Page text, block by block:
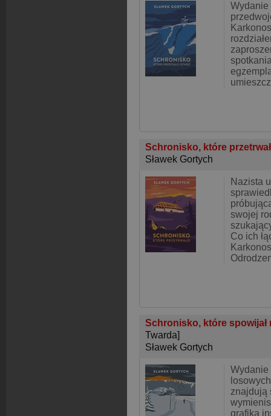
Wydanie
Schronisko, które
Sławek Gortych
Nazista
swojej
Co ich
Schronisko, które
Twarda]
Sławek Gortych
Wydanie
znajdują
grafiką